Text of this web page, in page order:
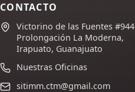
CONTACTO
Victorino de las Fuentes #944
Prolongación La Moderna,
Irapuato, Guanajuato
Nuestras Oficinas
sitimm.ctm@gmail.com